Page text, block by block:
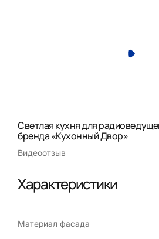
Светлая кухня для
бренда «Кухонный Двор»
Видеоотзыв
Характеристики
Материал фасада